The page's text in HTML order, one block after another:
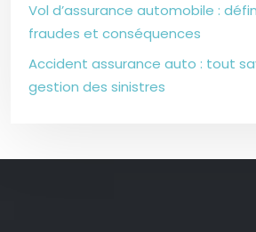
Vol d’assurance automobile :
fraudes et conséquences
Accident assurance auto : tout
gestion des sinistres